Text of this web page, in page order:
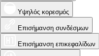
Υψηλός κορεσμός
Επισήμανση συνδέσμων
Επισήμανση επικεφαλίδων